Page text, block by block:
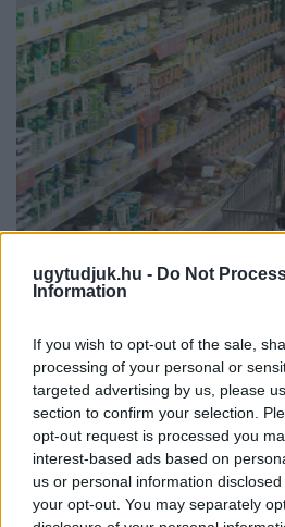
ugytudjuk.hu - Do Not
Information
If you wish to opt-out of the sale,
processing of your personal or
targeted advertising by us, please
section to confirm your selection.
opt-out request is processed you
interest-based ads based on
us or personal information
your opt-out. You may separately
ÖRÖMHÍR: TÍZ ÉVE NEM
INFLÁCIÓ MAGYARORSZÁGON
összevetésben a fogyasztói árak,
már csökkent.